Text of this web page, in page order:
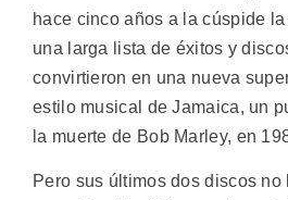
hace cinco años a la cúspide
una larga lista de éxitos y
convirtieron en una nueva
estilo musical de Jamaica, un
la muerte de Bob Marley, en
Pero sus últimos dos discos no